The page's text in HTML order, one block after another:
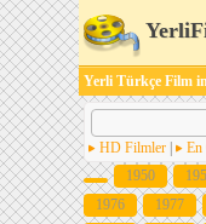
Yerli Türkçe Film
HD Filmler En
1950
1976
1977